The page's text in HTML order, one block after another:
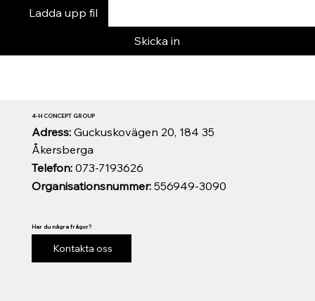
Ladda upp fil
Skicka in
Organisationsnummer:556949-3090
Telefon:073-7193626
Adress: Guckuskovägen 20, 184 35
Åkersberga
4-H CONCEPT GROUP
Har du några frågor?
Kontakta oss